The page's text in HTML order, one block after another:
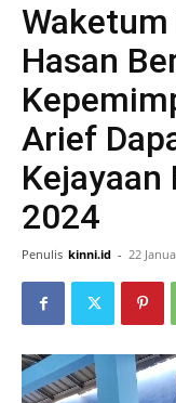
Hasan
Arief
2024
Penulis kinni.id - 22